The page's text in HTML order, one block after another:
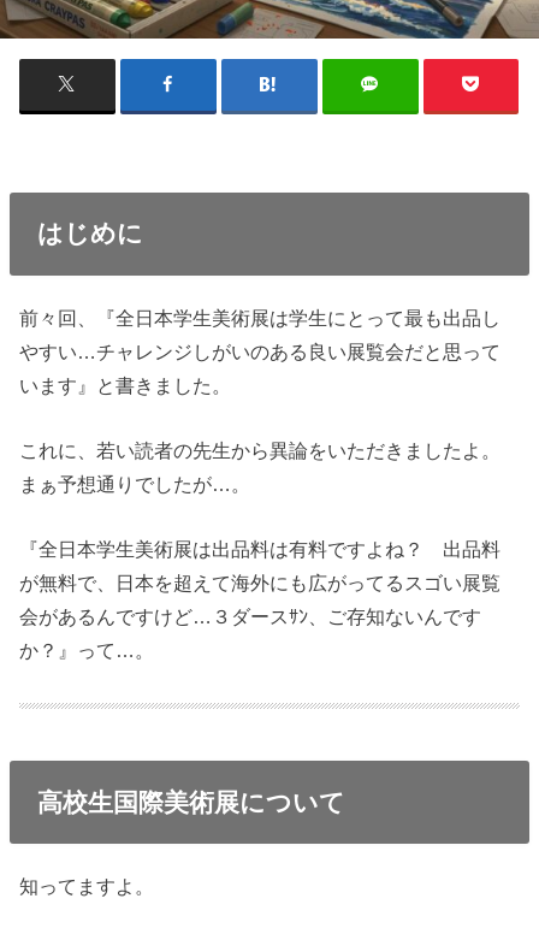
はじめに
前々回、『全日本学生美術展は学生にとって最も出品し
やすい…チャレンジしがいのある良い展覧会だと思って
います』と書きました。
これに、若い読者の先生から異論をいただきましたよ。
まぁ予想通りでしたが…。
『全日本学生美術展は出品料は有料ですよね？ 出品料
が無料で、日本を超えて海外にも広がってるスゴい展覧
会があるんですけど…３ダースｻﾝ、ご存知ないんです
か？』って…。
高校生国際美術展について
知ってますよ。